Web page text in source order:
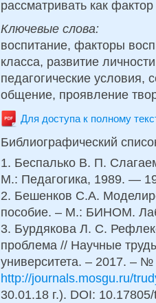
рассматривать как
Ключевые слова:
воспитание, факторы
класса, развитие
педагогические условия,
общение, проявление
Для доступа к полному
Библиографический
1. Беспалько В. П.
М.: Педагогика, 1989. —
2. Бешенков С.А.
пособие. – М.: БИНОМ.
3. Бурдякова Л. С.
проблема // Научные
университета. – 2017. –
http://journals.mosgu.ru/
30.01.18 г.). DOI: